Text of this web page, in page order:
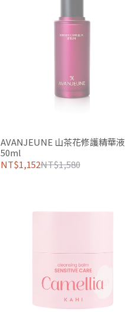
AVANJEUNE 山茶花修護精華液
50ml
NT$1,152NT$1,580